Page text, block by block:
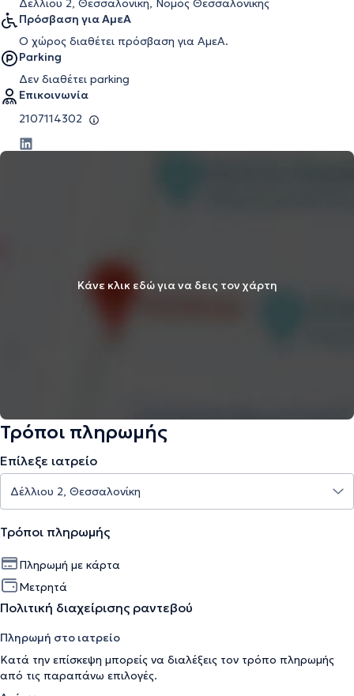
Δέλλιου 2, Θεσσαλονίκη, Νομός Θεσσαλονίκης
Πρόσβαση για ΑμεΑ
Ο χώρος διαθέτει πρόσβαση για ΑμεΑ.
Parking
Δεν διαθέτει parking
Επικοινωνία
2107114302
Κάνε κλικ εδώ για να δεις τον χάρτη
Τρόποι πληρωμής
Επίλεξε ιατρείο
Τρόποι πληρωμής
Πληρωμή με κάρτα
Μετρητά
Πολιτική διαχείρισης ραντεβού
Πληρωμή στο ιατρείο
Κατά την επίσκεψη μπορείς να διαλέξεις τον τρόπο πληρωμής
από τις παραπάνω επιλογές.